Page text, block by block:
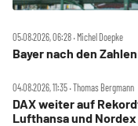
05.08.2026, 06:28 ‧ Michel Doepke
Bayer nach den
04.08.2026, 11:35 ‧ Thomas Bergmann
DAX weiter auf
Lufthansa und